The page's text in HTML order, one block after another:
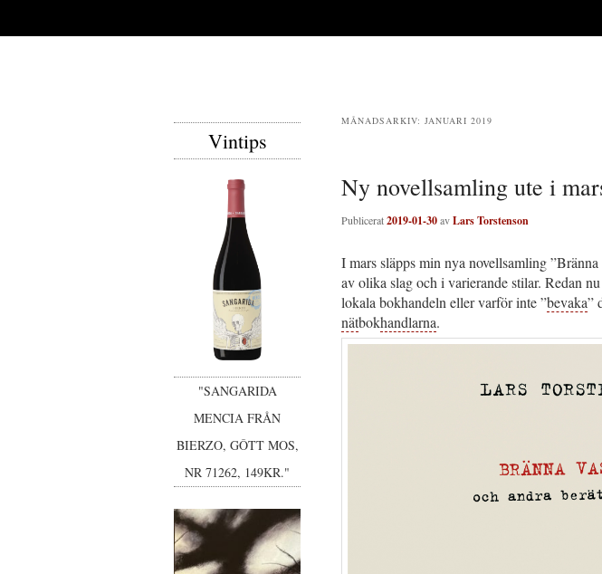
MÅNADSARKIV: JANUARI 2019
Ny novellsamling ute i
Publicerat2019-01-30avLars Torstenson
I mars släpps min nya novellsamling
av olika slag och i varierande stilar. Redan
lokala bokhandeln eller varför inte ”bevaka”
nätbokhandlarna.
Vintips
"SANGARIDA
MENCIA FRÅN
BIERZO, GÔTT MOS,
NR 71262, 149KR."